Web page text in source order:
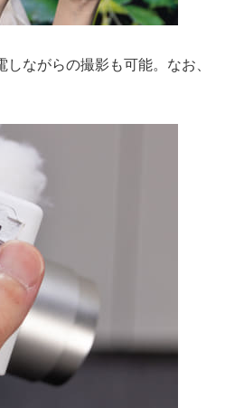
ながらの撮影も可能。なお、